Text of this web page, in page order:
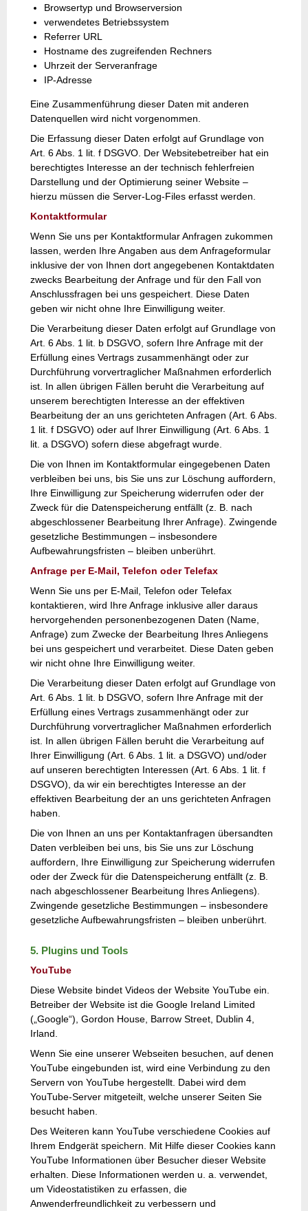
Browsertyp und Browserversion
verwendetes Betriebssystem
Referrer URL
Hostname des zugreifenden Rechners
Uhrzeit der Serveranfrage
IP-Adresse
Eine Zusammenführung dieser Daten mit anderen
Datenquellen wird nicht vorgenommen.
Die Erfassung dieser Daten erfolgt auf Grundlage von
Art. 6 Abs. 1 lit. f DSGVO. Der Websitebetreiber hat ein
berechtigtes Interesse an der technisch fehlerfreien
Darstellung und der Optimierung seiner Website –
hierzu müssen die Server-Log-Files erfasst werden.
Kontaktformular
Wenn Sie uns per Kontaktformular Anfragen zukommen
lassen, werden Ihre Angaben aus dem Anfrageformular
inklusive der von Ihnen dort angegebenen Kontaktdaten
zwecks Bearbeitung der Anfrage und für den Fall von
Anschlussfragen bei uns gespeichert. Diese Daten
geben wir nicht ohne Ihre Einwilligung weiter.
Die Verarbeitung dieser Daten erfolgt auf Grundlage von
Art. 6 Abs. 1 lit. b DSGVO, sofern Ihre Anfrage mit der
Erfüllung eines Vertrags zusammenhängt oder zur
Durchführung vorvertraglicher Maßnahmen erforderlich
ist. In allen übrigen Fällen beruht die Verarbeitung auf
unserem berechtigten Interesse an der effektiven
Bearbeitung der an uns gerichteten Anfragen (Art. 6 Abs.
1 lit. f DSGVO) oder auf Ihrer Einwilligung (Art. 6 Abs. 1
lit. a DSGVO) sofern diese abgefragt wurde.
Die von Ihnen im Kontaktformular eingegebenen Daten
verbleiben bei uns, bis Sie uns zur Löschung auffordern,
Ihre Einwilligung zur Speicherung widerrufen oder der
Zweck für die Datenspeicherung entfällt (z. B. nach
abgeschlossener Bearbeitung Ihrer Anfrage). Zwingende
gesetzliche Bestimmungen – insbesondere
Aufbewahrungsfristen – bleiben unberührt.
Anfrage per E-Mail, Telefon oder Telefax
Wenn Sie uns per E-Mail, Telefon oder Telefax
kontaktieren, wird Ihre Anfrage inklusive aller daraus
hervorgehenden personenbezogenen Daten (Name,
Anfrage) zum Zwecke der Bearbeitung Ihres Anliegens
bei uns gespeichert und verarbeitet. Diese Daten geben
wir nicht ohne Ihre Einwilligung weiter.
Die Verarbeitung dieser Daten erfolgt auf Grundlage von
Art. 6 Abs. 1 lit. b DSGVO, sofern Ihre Anfrage mit der
Erfüllung eines Vertrags zusammenhängt oder zur
Durchführung vorvertraglicher Maßnahmen erforderlich
ist. In allen übrigen Fällen beruht die Verarbeitung auf
Ihrer Einwilligung (Art. 6 Abs. 1 lit. a DSGVO) und/oder
auf unseren berechtigten Interessen (Art. 6 Abs. 1 lit. f
DSGVO), da wir ein berechtigtes Interesse an der
effektiven Bearbeitung der an uns gerichteten Anfragen
haben.
Die von Ihnen an uns per Kontaktanfragen übersandten
Daten verbleiben bei uns, bis Sie uns zur Löschung
auffordern, Ihre Einwilligung zur Speicherung widerrufen
oder der Zweck für die Datenspeicherung entfällt (z. B.
nach abgeschlossener Bearbeitung Ihres Anliegens).
Zwingende gesetzliche Bestimmungen – insbesondere
gesetzliche Aufbewahrungsfristen – bleiben unberührt.
5. Plugins und Tools
YouTube
Diese Website bindet Videos der Website YouTube ein.
Betreiber der Website ist die Google Ireland Limited
(„Google“), Gordon House, Barrow Street, Dublin 4,
Irland.
Wenn Sie eine unserer Webseiten besuchen, auf denen
YouTube eingebunden ist, wird eine Verbindung zu den
Servern von YouTube hergestellt. Dabei wird dem
YouTube-Server mitgeteilt, welche unserer Seiten Sie
besucht haben.
Des Weiteren kann YouTube verschiedene Cookies auf
Ihrem Endgerät speichern. Mit Hilfe dieser Cookies kann
YouTube Informationen über Besucher dieser Website
erhalten. Diese Informationen werden u. a. verwendet,
um Videostatistiken zu erfassen, die
Anwenderfreundlichkeit zu verbessern und